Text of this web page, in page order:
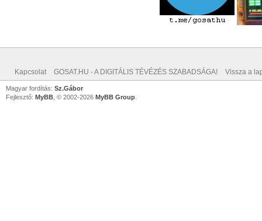
Kapcsolat GOSAT.HU - A DIGITÁLIS TÉVÉZÉS SZABADSÁGA! Vissza a
Magyar fordítás: Sz.Gábor
Fejlesztő: MyBB , © 2002-2026 MyBB Group